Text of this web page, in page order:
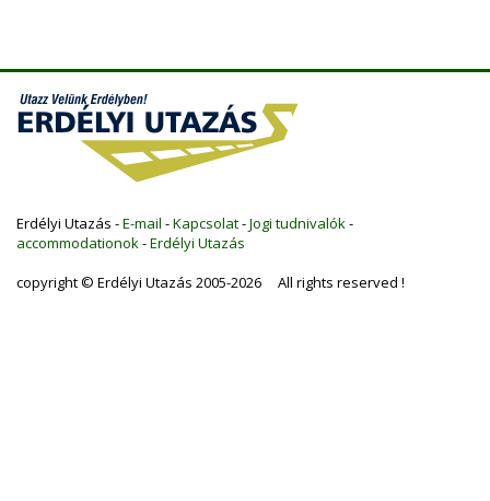
Erdélyi Utazás -E-mail -Kapcsolat-Jogi tudnivalók-
accommodationok-Erdélyi Utazás
copyright © Erdélyi Utazás 2005-2026 All rights reserved !